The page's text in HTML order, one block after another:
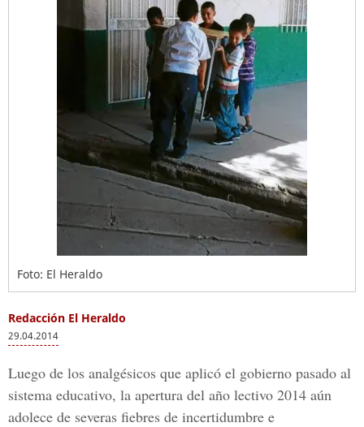
Foto: El Heraldo
Redacción El Heraldo
29.04.2014
Luego de los analgésicos que aplicó el gobierno pasado al
sistema educativo, la apertura del año lectivo 2014 aún
adolece de severas fiebres de incertidumbre e